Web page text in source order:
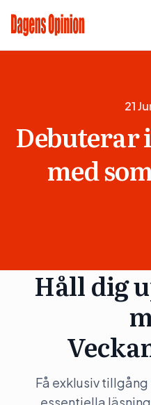
21
Debuterar
med
Håll dig
Få exklusiv